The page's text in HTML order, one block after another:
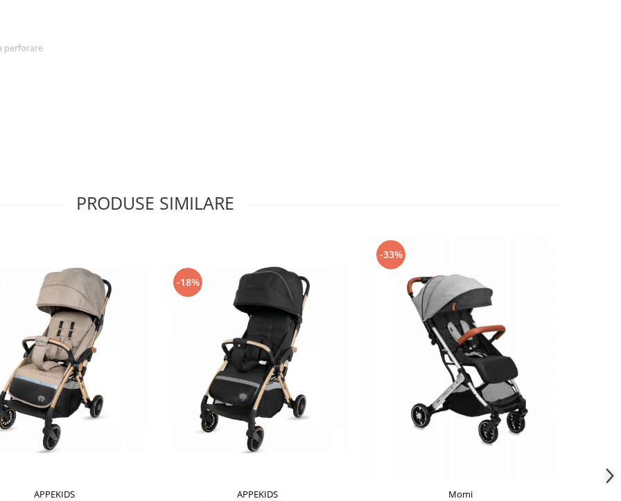
perforare
dificile
si husa detasabila din piele
PRODUSE SIMILARE
APPEKIDS
-18%
APPEKIDS
-33%
Momi